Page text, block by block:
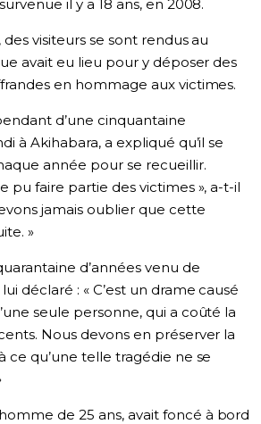
il y a 18 ans, en 2008.
visiteurs se sont rendus au
avait eu lieu pour y déposer des
en hommage aux victimes.
d’une cinquantaine
à Akihabara, a expliqué qu’il se
année pour se recueillir.
pu faire partie des victimes », a-t-il
jamais oublier que cette
»
d’années venu de
déclaré : « C’est un drame causé
seule personne, qui a coûté la
Nous devons en préserver la
ce qu’une telle tragédie ne se
de 25 ans, avait foncé à bord